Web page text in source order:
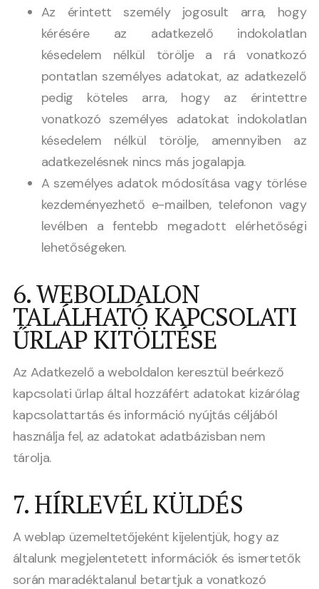
Az érintett személy jogosult arra, hogy
kérésére az adatkezelő indokolatlan
késedelem nélkül törölje a rá vonatkozó
pontatlan személyes adatokat, az adatkezelő
pedig köteles arra, hogy az érintettre
vonatkozó személyes adatokat indokolatlan
késedelem nélkül törölje, amennyiben az
adatkezelésnek nincs más jogalapja.
A személyes adatok módosítása vagy törlése
kezdeményezhető e-mailben, telefonon vagy
levélben a fentebb megadott elérhetőségi
lehetőségeken.
6. WEBOLDALON
TALÁLHATÓ KAPCSOLATI
ŰRLAP KITÖLTÉSE
Az Adatkezelő a weboldalon keresztül beérkező
kapcsolati űrlap által hozzáfért adatokat kizárólag
kapcsolattartás és információ nyújtás céljából
használja fel, az adatokat adatbázisban nem
tárolja.
7. HÍRLEVÉL KÜLDÉS
A weblap üzemeltetőjeként kijelentjük, hogy az
általunk megjelentetett információk és ismertetők
során maradéktalanul betartjuk a vonatkozó